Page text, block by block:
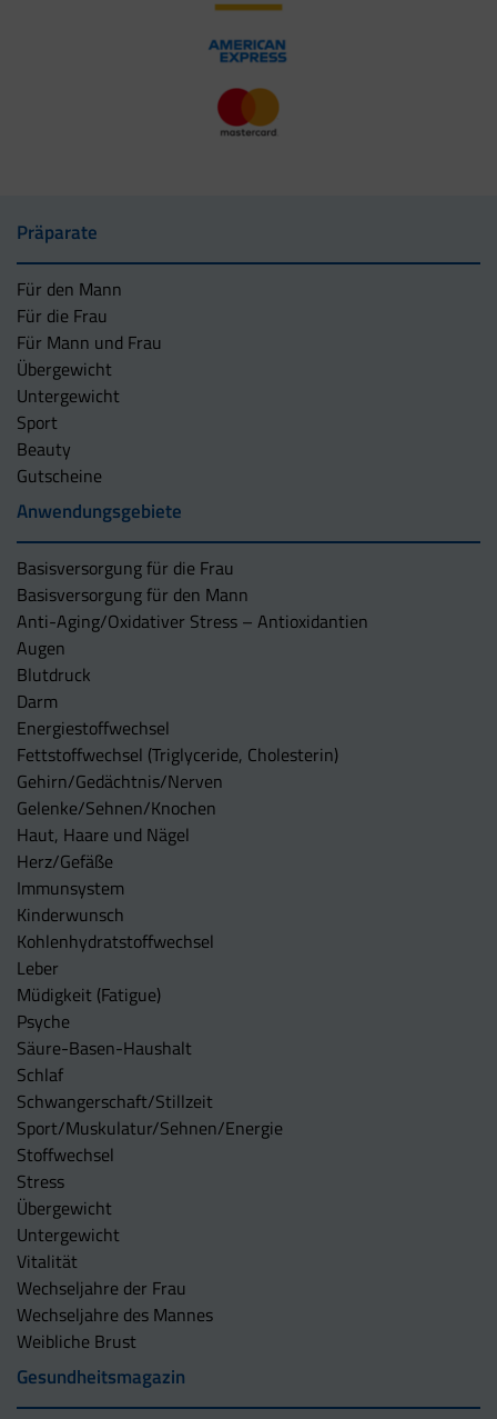
Präparate
Für den Mann
Für die Frau
Für Mann und Frau
Übergewicht
Untergewicht
Sport
Beauty
Gutscheine
Anwendungsgebiete
Basisversorgung für die Frau
Basisversorgung für den Mann
Anti-Aging/Oxidativer Stress – Antioxidantien
Augen
Blutdruck
Darm
Energiestoffwechsel
Fettstoffwechsel (Triglyceride, Cholesterin)
Gehirn/Gedächtnis/Nerven
Gelenke/Sehnen/Knochen
Haut, Haare und Nägel
Herz/Gefäße
Immunsystem
Kinderwunsch
Kohlenhydratstoffwechsel
Leber
Müdigkeit (Fatigue)
Psyche
Säure-Basen-Haushalt
Schlaf
Schwangerschaft/Stillzeit
Sport/Muskulatur/Sehnen/Energie
Stoffwechsel
Stress
Übergewicht
Untergewicht
Vitalität
Wechseljahre der Frau
Wechseljahre des Mannes
Weibliche Brust
Gesundheitsmagazin